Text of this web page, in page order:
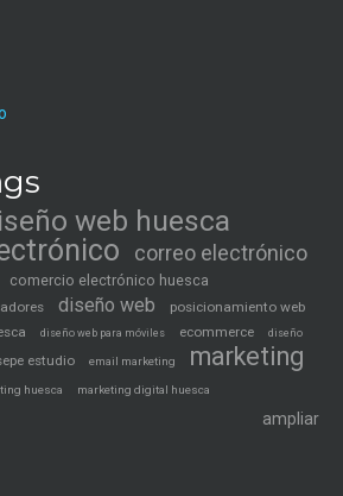
web huesca
correo electrónico
comercio electrónico huesca
diseño web
posicionamiento web
diseño web para móviles ecommerce diseño
estudio email marketing
marketing
huesca marketing digital huesca
ampliar